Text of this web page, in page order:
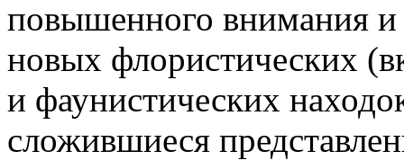
повышенного внимания
новых флористических
и фаунистических
сложившиеся